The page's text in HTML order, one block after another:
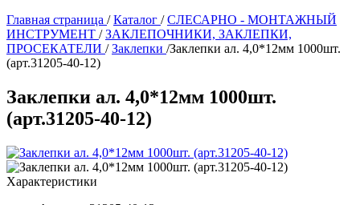
Главная страница / Каталог / СЛЕСАРНО - МОНТАЖНЫЙ
ИНСТРУМЕНТ / ЗАКЛЕПОЧНИКИ, ЗАКЛЕПКИ,
ПРОСЕКАТЕЛИ / Заклепки /Заклепки ал. 4,0*12мм 1000шт.
(арт.31205-40-12)
Заклепки ал. 4,0*12мм 1000шт.
(арт.31205-40-12)
Характеристики